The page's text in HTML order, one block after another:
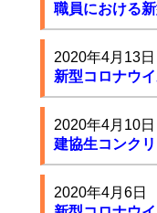
職員における
2020年4月13日
新型コロナウ
2020年4月10日
建協生コンク
2020年4月6日